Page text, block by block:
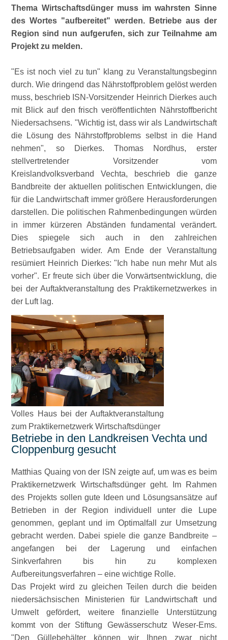
Thema Wirtschaftsdünger muss im wahrsten Sinne
des Wortes
aufbereitet
werden. Betriebe aus der
Region sind nun aufgerufen, sich zur Teilnahme am
Projekt zu melden.
Es ist noch viel zu tun
klang zu Veranstaltungsbeginn
durch. Wie dringend das Nährstoffproblem gelöst werden
muss, beschrieb ISN-Vorsitzender Heinrich Dierkes auch
mit Blick auf den frisch veröffentlichten Nährstoffbericht
Niedersachsens.
Wichtig ist, dass wir als Landwirtschaft
die Lösung des Nährstoffproblems selbst in die Hand
nehmen , so Dierkes. Thomas Nordhus, erster
stellvertretender Vorsitzender vom
Kreislandvolksverband Vechta, beschrieb die ganze
Bandbreite der aktuellen politischen Entwicklungen, die
für die Landwirtschaft immer größere Herausforderungen
darstellen. Die politischen Rahmenbedingungen würden
in immer kürzeren Abständen fundamental verändert.
Dies spiegele sich auch in den zahlreichen
Betriebsaufgaben wider. Am Ende der Veranstaltung
resümiert Heinrich Dierkes: Ich habe nun mehr Mut als
vorher . Er freute sich über die Vorwärtsentwicklung, die
bei der Auftaktveranstaltung des Praktikernetzwerkes in
der Luft lag.
Volles Haus bei der Auftaktveranstaltung
zum Praktikernetzwerk Wirtschaftsdünger
Betriebe in den Landkreisen Vechta und
Cloppenburg gesucht
Matthias Quaing von der ISN zeigte auf, um was es beim
Praktikernetzwerk Wirtschaftsdünger geht. Im Rahmen
des Projekts sollen gute Ideen und Lösungsansätze auf
Betrieben in der Region individuell unter die Lupe
genommen, geplant und im Optimalfall zur Umsetzung
gebracht werden. Dabei spiele die ganze Bandbreite –
angefangen bei der Lagerung und einfachen
Sinkverfahren bis hin zu komplexen
Aufbereitungsverfahren – eine wichtige Rolle.
Das Projekt wird zu gleichen Teilen durch die beiden
niedersächsischen Ministerien für Landwirtschaft und
Umwelt gefördert, weitere finanzielle Unterstützung
kommt von der Stiftung Gewässerschutz Weser-Ems.
Den Güllebehälter können wir Ihnen zwar nicht